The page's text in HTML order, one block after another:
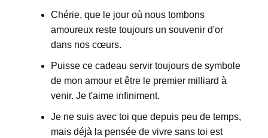
Chérie, que le jour où nous tombons
amoureux reste toujours un souvenir d'or
dans nos cœurs.
Puisse ce cadeau servir toujours de symbole
de mon amour et être le premier milliard à
venir. Je t'aime infiniment.
Je ne suis avec toi que depuis peu de temps,
mais déjà la pensée de vivre sans toi est